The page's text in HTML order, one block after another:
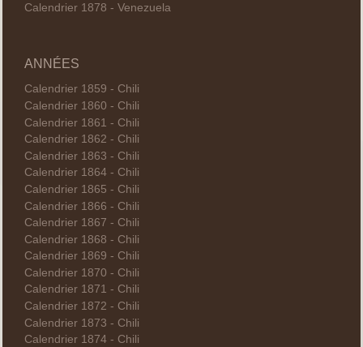
Calendrier 1878 - Venezuela
ANNÉES
Calendrier 1859 - Chili
Calendrier 1860 - Chili
Calendrier 1861 - Chili
Calendrier 1862 - Chili
Calendrier 1863 - Chili
Calendrier 1864 - Chili
Calendrier 1865 - Chili
Calendrier 1866 - Chili
Calendrier 1867 - Chili
Calendrier 1868 - Chili
Calendrier 1869 - Chili
Calendrier 1870 - Chili
Calendrier 1871 - Chili
Calendrier 1872 - Chili
Calendrier 1873 - Chili
Calendrier 1874 - Chili